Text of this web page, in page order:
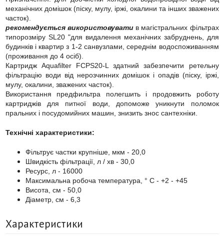
механічних домішок (піску, мулу, іржі, окалини та інших зважених
часток).
рекомендується використовуватив магістральних фільтрах
типорозміру SL20 "для видалення механічних забруднень, для
будинків і квартир з 1-2 санвузлами, середнім водоспоживанням
(проживання до 4 осіб).
Картридж Aquafilter FCPS20-L здатний забезпечити ретельну
фільтрацію води від нерозчинних домішок і опадів (піску, іржі,
мулу, окалини, зважених часток).
Використання предфильтра полегшить і продовжить роботу
картриджів для питної води, допоможе уникнути поломок
пральних і посудомийних машин, знизить знос сантехніки.
Технічні характеристики:
Фільтрує частки крупніше, мкм - 20,0
Швидкість фільтрації, л / хв - 30,0
Ресурс, л - 16000
Максимальна робоча температура, ° С - +2 - +45
Висота, см - 50,0
Діаметр, см - 6,3
Характеристики